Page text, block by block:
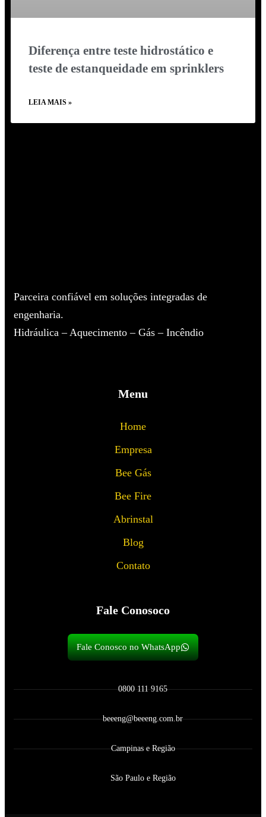
Diferença entre teste hidrostático e
teste de estanqueidade em sprinklers
LEIA MAIS »
Parceira confiável em soluções integradas de
engenharia.
Hidráulica – Aquecimento – Gás – Incêndio
Menu
Home
Empresa
Bee Gás
Bee Fire
Abrinstal
Blog
Contato
Fale Conosoco
Fale Conosco no WhatsApp
0800 111 9165
beeeng@beeeng.com.br
Campinas e Região
São Paulo e Região